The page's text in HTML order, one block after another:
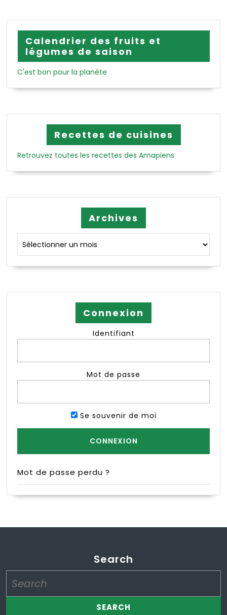
Calendrier des fruits et
légumes de saison
C'est bon pour la planète
Recettes de cuisines
Retrouvez toutes les recettes des Amapiens
Archives
Connexion
Identifiant
Mot de passe
Se souvenir de moi
Mot de passe perdu ?
Search
for: